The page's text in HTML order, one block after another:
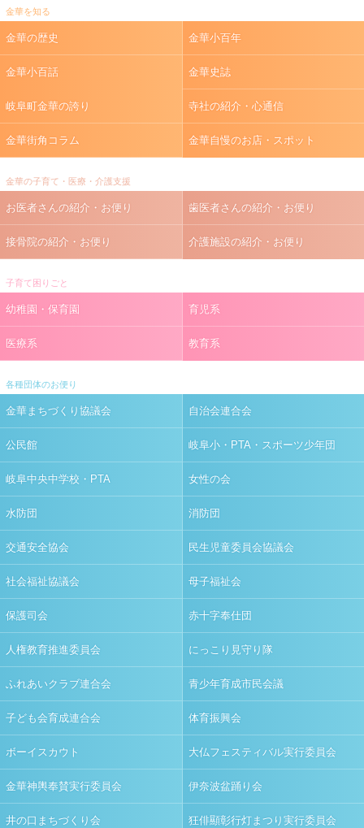
金華を知る
金華の歴史 金華小百年
金華小百話 金華史誌
岐阜町金華の誇り 寺社の紹介・心通信
金華街角コラム 金華自慢のお店・スポット
金華の子育て・医療・介護支援
お医者さんの紹介・お便り 歯医者さんの紹介・お便り
接骨院の紹介・お便り 介護施設の紹介・お便り
子育て困りごと
幼稚園・保育園 育児系
医療系 教育系
各種団体のお便り
金華まちづくり協議会 自治会連合会
公民館 岐阜小・PTA・スポーツ少年団
岐阜中央中学校・PTA 女性の会
水防団 消防団
交通安全協会 民生児童委員会協議会
社会福祉協議会 母子福祉会
保護司会 赤十字奉仕団
人権教育推進委員会 にっこり見守り隊
ふれあいクラブ連合会 青少年育成市民会議
子ども会育成連合会 体育振興会
ボーイスカウト 大仏フェスティバル実行委員会
金華神輿奉賛実行委員会 伊奈波盆踊り会
井の口まちづくり会 狂俳顯彰行灯まつり実行委員会